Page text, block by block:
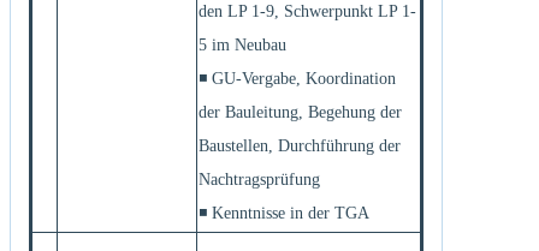
den LP 1-9, Schwerpunkt LP 1-
5 im Neubau
◾ GU-Vergabe, Koordination
der Bauleitung, Begehung der
Baustellen, Durchführung der
Nachtragsprüfung
◾ Kenntnisse in der TGA